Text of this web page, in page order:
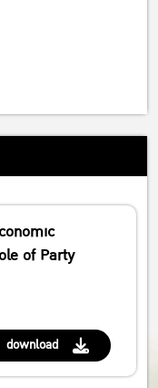
of Party
download